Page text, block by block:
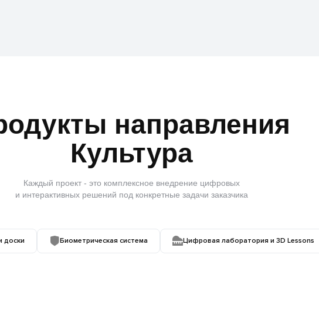
направления
Культура
Каждый проект - это комплексное внедрение цифровых
и интерактивных решений под конкретные задачи заказчика
доски Биометрическая система Цифровая лаборатория и 3D Lessons